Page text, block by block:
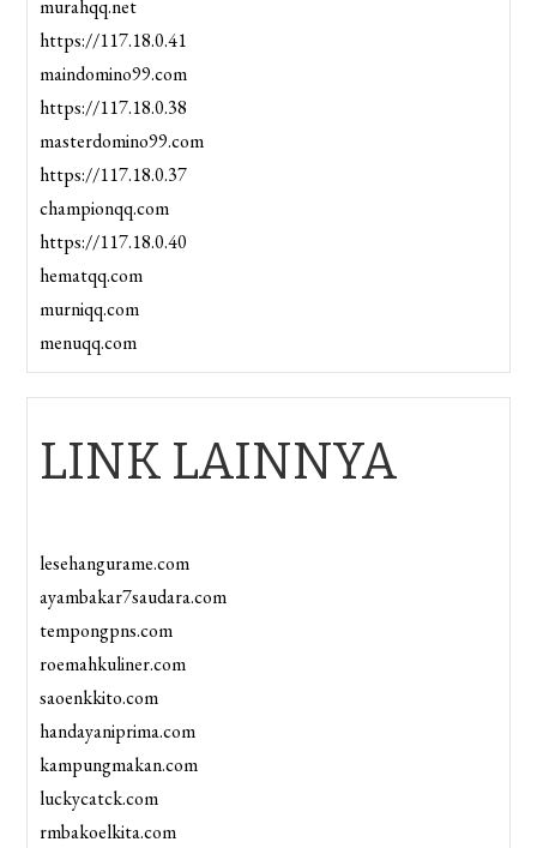
murahqq.net
https://117.18.0.41
maindomino99.com
https://117.18.0.38
masterdomino99.com
https://117.18.0.37
championqq.com
https://117.18.0.40
hematqq.com
murniqq.com
menuqq.com
LINK LAINNYA
lesehangurame.com
ayambakar7saudara.com
tempongpns.com
roemahkuliner.com
saoenkkito.com
handayaniprima.com
kampungmakan.com
luckycatck.com
rmbakoelkita.com